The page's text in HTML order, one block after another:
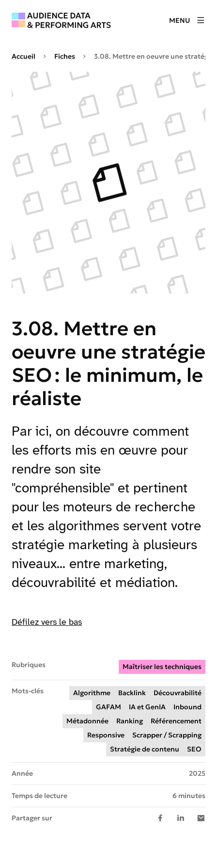
MENU
Accueil Fiches 3.08. Mettre en oeuvre une stratégie
3.08. Mettre en
oeuvre une stratégie
SEO : le minimum, le
réaliste
Par ici, on découvre comment
les efforts mis en œuvre pour
rendre son site
"compréhensible" et pertinent
pour les moteurs de recherche
et les algorithmes servent votre
stratégie marketing à plusieurs
niveaux... entre marketing,
découvrabilité et médiation.
Agrandir
Défilez vers le bas
Rubriques Maîtriser les techniques
Mots-clés Algorithme Backlink
Découvrabilité
GAFAM
IA et GenIA
Inbound
Métadonnée
Ranking
Référencement
Responsive
Scrapper / Scrapping
Stratégie de contenu
SEO
Année 2025
Temps de lecture 6 minutes
Partager sur